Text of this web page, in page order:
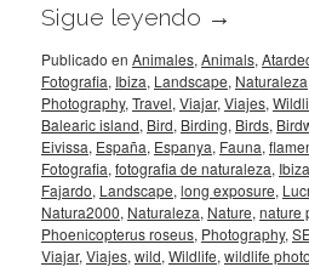
Sigue leyendo →
Publicado en Animales, Animals,
Fotografia, Ibiza, Landscape, Naturaleza
Photography, Travel, Viajar, Viajes,
Balearic island, Bird, Birding, Birds,
Eivissa, España, Espanya, Fauna,
Fotografia, fotografia de naturaleza, Ibiza
Fajardo, Landscape, long exposure,
Natura2000, Naturaleza, Nature, nature
Phoenicopterus roseus, Photography,
Viajar, Viajes, wild, Wildlife, wildlife